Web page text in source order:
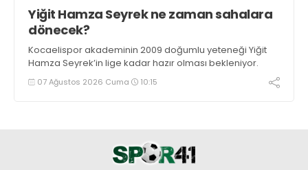
Yiğit Hamza Seyrek ne zaman sahalara
dönecek?
Kocaelispor akademinin 2009 doğumlu yeteneği Yiğit
Hamza Seyrek’in lige kadar hazır olması bekleniyor.
07 Ağustos 2026 Cuma 10:15